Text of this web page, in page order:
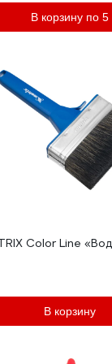
В корзину по 5
Color Line
В корзину